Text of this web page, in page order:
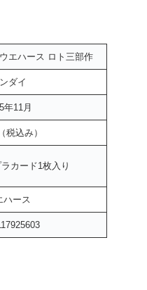
エハース ロト三部作
ダイ
年11月
税込み）
カード1枚入り
ハース